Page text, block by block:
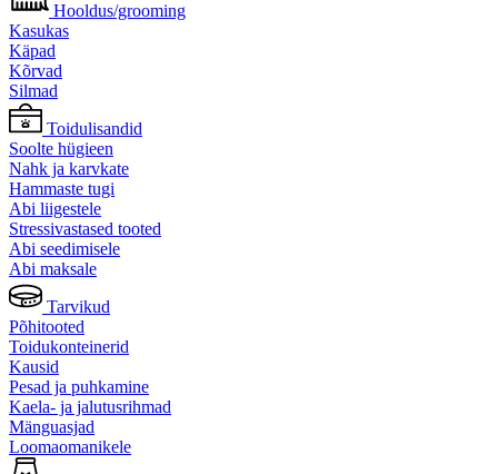
Hooldus/grooming
Kasukas
Käpad
Kõrvad
Silmad
Toidulisandid
Soolte hügieen
Nahk ja karvkate
Hammaste tugi
Abi liigestele
Stressivastased tooted
Abi seedimisele
Abi maksale
Tarvikud
Põhitooted
Toidukonteinerid
Kausid
Pesad ja puhkamine
Kaela- ja jalutusrihmad
Mänguasjad
Loomaomanikele